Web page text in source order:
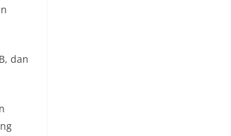
dan